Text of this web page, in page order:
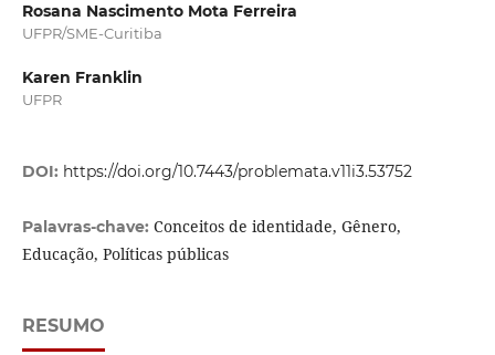
Rosana Nascimento Mota Ferreira
UFPR/SME-Curitiba
Karen Franklin
UFPR
DOI: https://doi.org/10.7443/problemata.v11i3.53752
Palavras-chave: Conceitos de identidade, Gênero,
Educação, Políticas públicas
RESUMO